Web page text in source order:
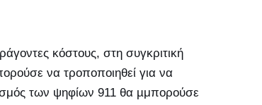
κόστους, στη συγκριτική
να τροποποιηθεί για να
των ψηφίων 911 θα µμπορούσε